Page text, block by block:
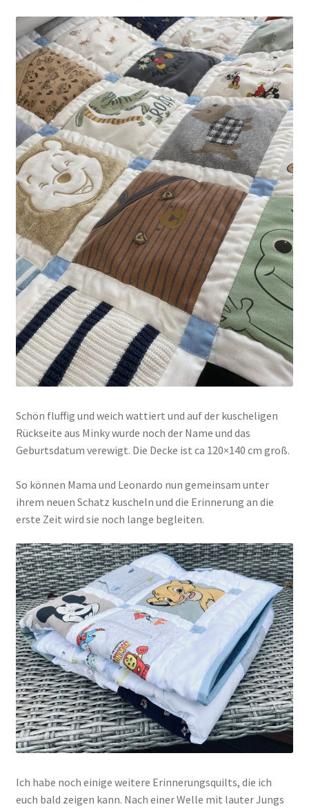
Schön fluffig und weich wattiert und auf der kuscheligen
Rückseite aus Minky wurde noch der Name und das
Geburtsdatum verewigt. Die Decke ist ca 120×140 cm groß.
So können Mama und Leonardo nun gemeinsam unter
ihrem neuen Schatz kuscheln und die Erinnerung an die
erste Zeit wird sie noch lange begleiten.
Ich habe noch einige weitere Erinnerungsquilts, die ich
euch bald zeigen kann. Nach einer Welle mit lauter Jungs